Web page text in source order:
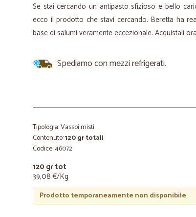
Se stai cercando un antipasto sfizioso e bello
ecco il prodotto che stavi cercando. Beretta ha
base di salumi veramente eccezionale. Acquistali
Spediamo con mezzi refrigerati.
Tipologia: Vassoi misti
Contenuto:120 gr totali
Codice: 46072
120 gr tot
39,08 €/Kg
Prodotto temporaneamente non disponibile